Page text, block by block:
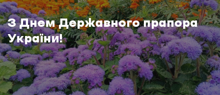
З Днем Державного прапора
України!